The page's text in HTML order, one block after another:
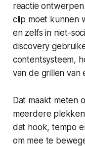
reactie
clip moet kunnen
en zelfs in niet-
discovery
contentsysteem,
van de grillen van
Dat maakt meten
meerdere
dat hook, tempo
om mee te